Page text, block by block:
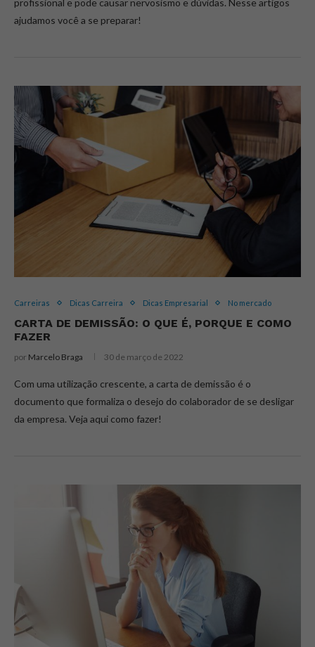
profissional e pode causar nervosismo e dúvidas. Nesse artigos
ajudamos você a se preparar!
Carreiras Dicas Carreira Dicas Empresarial No mercado
CARTA DE DEMISSÃO: O QUE É, PORQUE E COMO
FAZER
por Marcelo Braga 30 de março de 2022
Com uma utilização crescente, a carta de demissão é o
documento que formaliza o desejo do colaborador de se desligar
da empresa. Veja aqui como fazer!